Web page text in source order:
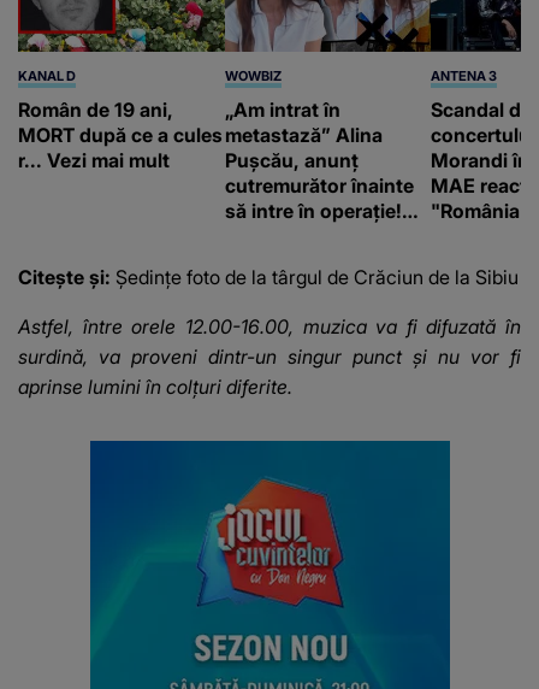
KANAL D
Român de 19 ani,
MORT după ce a cules
r... Vezi mai mult
WOWBIZ
„Am intrat în
metastază” Alina
Pușcău, anunț
cutremurător înainte
să intre în operație!
fanilor
ANTENA 3
Scandal
Morandi în
MAE
"România
Citește și: Ședințe foto de la târgul de Crăciun de la Sibiu
Astfel, între orele 12.00-16.00, muzica va fi difuzată în
surdină, va proveni dintr-un singur punct și nu vor fi
aprinse lumini în colțuri diferite.